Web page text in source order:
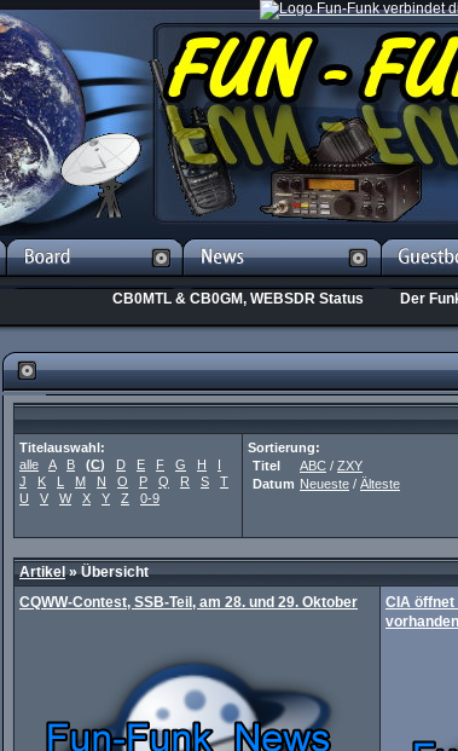
CB0MTL & CB0GM, WEBSDR Status Der
Titelauswahl:
alle
A B (C) D E F G H
I
J
K L M N O P Q R S
T
U
V W X Y Z 0-9
Sortierung:
Titel
ABC / ZXY
Datum Neueste / Älteste
Artikel»Übersicht
CQWW-Contest, SSB-Teil, am 28. und 29. Oktober
CIA
vorhanden